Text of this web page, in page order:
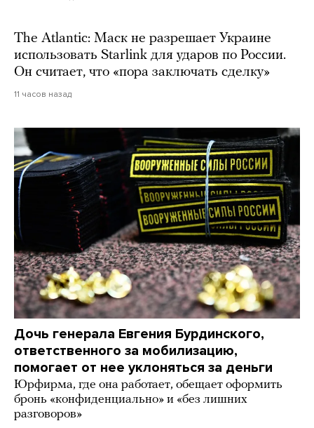
The Atlantic: Маск не разрешает Украине
использовать Starlink для ударов по России.
Он считает, что «пора заключать сделку»
11 часов назад
Дочь генерала Евгения Бурдинского,
ответственного за мобилизацию,
помогает от нее уклоняться за деньги
Юрфирма, где она работает, обещает оформить
бронь «конфиденциально» и «без лишних
разговоров»